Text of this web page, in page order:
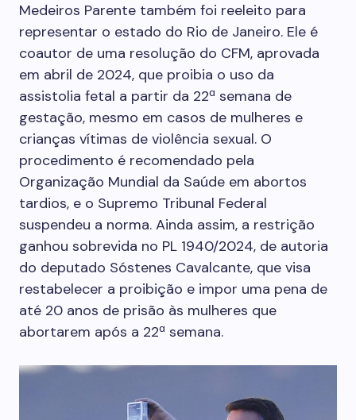
Medeiros Parente também foi reeleito para
representar o estado do Rio de Janeiro. Ele é
coautor de uma resolução do CFM, aprovada
em abril de 2024, que proibia o uso da
assistolia fetal a partir da 22ª semana de
gestação, mesmo em casos de mulheres e
crianças vítimas de violência sexual. O
procedimento é recomendado pela
Organização Mundial da Saúde em abortos
tardios, e o Supremo Tribunal Federal
suspendeu a norma. Ainda assim, a restrição
ganhou sobrevida no PL 1940/2024, de autoria
do deputado Sóstenes Cavalcante, que visa
restabelecer a proibição e impor uma pena de
até 20 anos de prisão às mulheres que
abortarem após a 22ª semana.